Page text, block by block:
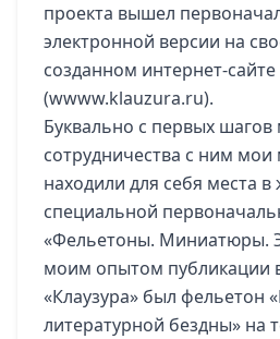
проекта вышел
электронной версии на
созданном интернет-сайте
(wwww.klauzura.ru).
Буквально с первых шагов
сотрудничества с ним
находили для себя места
специальной
«Фельетоны. Миниатюры.
моим опытом публикации
«Клаузура» был фельетон
литературной бездны» на